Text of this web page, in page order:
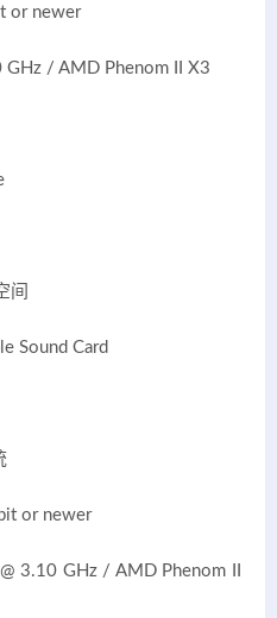
or newer
/ AMD Phenom II X3
间
Sound Card
or newer
3.10 GHz / AMD Phenom II